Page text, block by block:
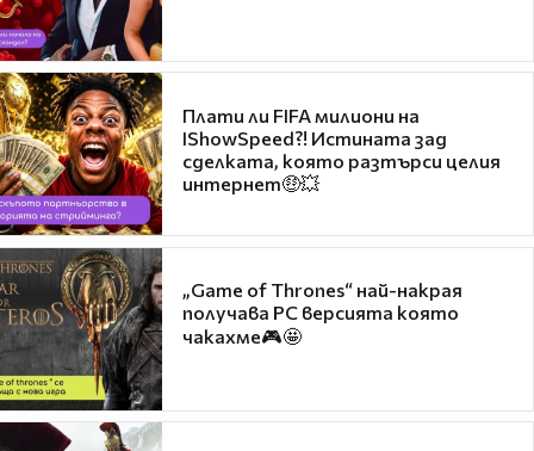
Плати ли FIFA милиони на
IShowSpeed?! Истината зад
сделката, която разтърси целия
интернет🤑💥
„Game of Thrones“ най-накрая
получава PC версията която
чакахме🎮🤩